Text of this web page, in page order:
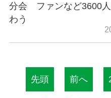
分会 ファンなど3600
わう
先頭 前へ